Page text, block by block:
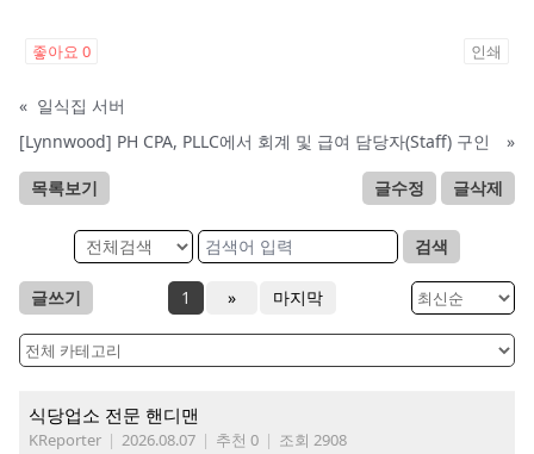
좋아요 0 인쇄
« 일식집 서버
[Lynnwood] PH CPA, PLLC에서 회계 및 급여 담당자(Staff) 구인
»
목록보기 글수정 글삭제
검색
글쓰기 1 » 마지막
식당업소 전문 핸디맨
KReporter | 2026.08.07 | 추천 0 | 조회 2908